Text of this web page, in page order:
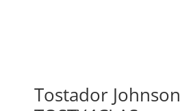
Tostador Johnson